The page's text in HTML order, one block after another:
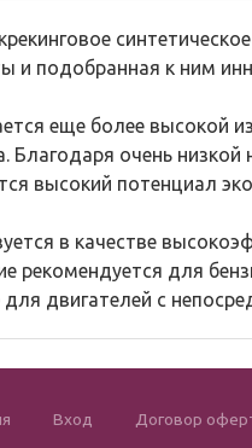
и подобранная к ним
еще более высокой
Благодаря очень
высокий потенциал
в качестве
рекомендуется для
для двигателей с
Вход Договор